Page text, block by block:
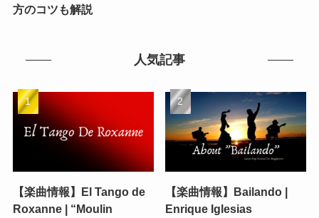
方のコツも解説
人気記事
【楽曲情報】El Tango de
Roxanne | “Moulin
【楽曲情報】Bailando |
Enrique Iglesias